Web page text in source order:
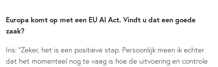
Europa komt op met een EU AI Act. Vindt u dat een goede
zaak?
Iris: “Zeker, het is een positieve stap. Persoonlijk meen ik echter
dat het momenteel nog te vaag is hoe de uitvoering en controle